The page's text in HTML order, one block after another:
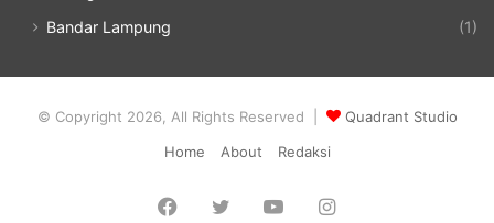
Bandar Lampung (1)
© Copyright 2026, All Rights Reserved |
Quadrant Studio
Home
About Redaksi
Facebook
Twitter YouTubeInstagram